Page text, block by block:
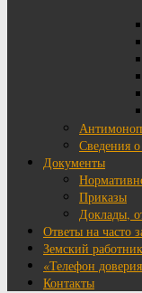
Сведения
Документы
Приказы
Доклады,
Ответы на часто
Земский
«Телефон
Контакты